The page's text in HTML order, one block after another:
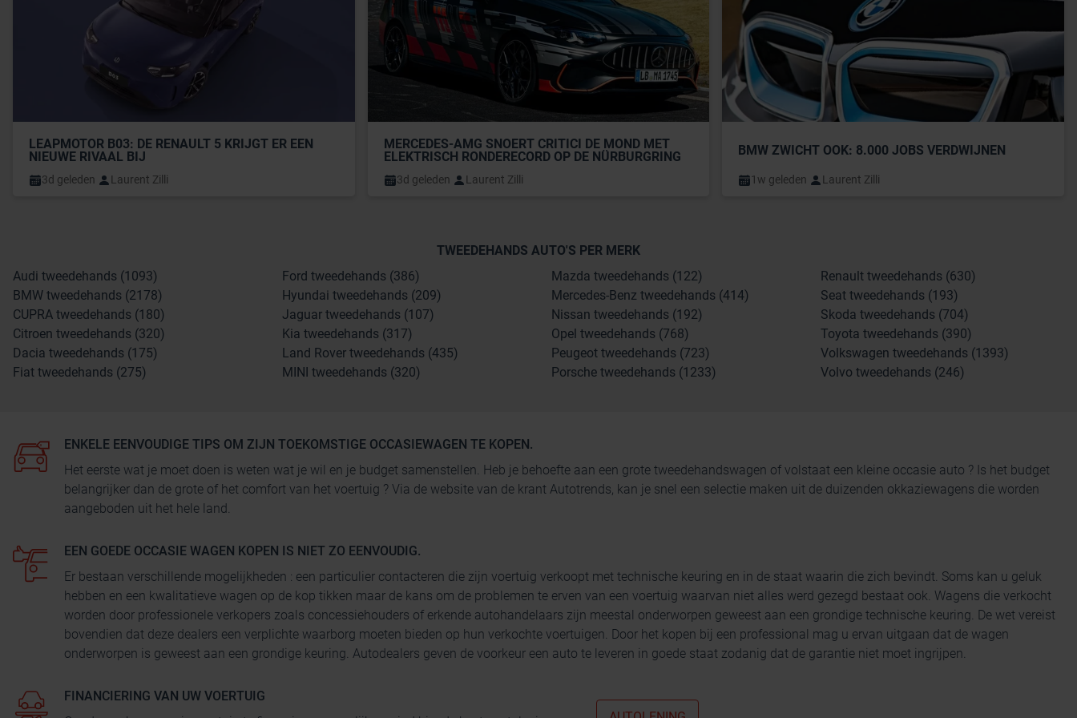
LEAPMOTOR B03: DE RENAULT 5 KRIJGT ER EEN
NIEUWE RIVAAL BIJ
3d geleden Laurent Zilli
MERCEDES-AMG SNOERT CRITICI DE MOND MET
ELEKTRISCH RONDERECORD OP DE NÜRBURGRING
3d geleden Laurent Zilli
BMW ZWICHT OOK: 8.000 JOBS VERDWIJNEN
1w geleden Laurent Zilli
TWEEDEHANDS AUTO'S PER MERK
Audi tweedehands (1093)
BMW tweedehands (2178)
CUPRA tweedehands (180)
Citroen tweedehands (320)
Dacia tweedehands (175)
Fiat tweedehands (275)
Ford tweedehands (386)
Hyundai tweedehands (209)
Jaguar tweedehands (107)
Kia tweedehands (317)
Land Rover tweedehands (435)
MINI tweedehands (320)
Mazda tweedehands (122)
Mercedes-Benz tweedehands (414)
Nissan tweedehands (192)
Opel tweedehands (768)
Peugeot tweedehands (723)
Porsche tweedehands (1233)
Renault tweedehands (630)
Seat tweedehands (193)
Skoda tweedehands (704)
Toyota tweedehands (390)
Volkswagen tweedehands (1393)
Volvo tweedehands (246)
ENKELE EENVOUDIGE TIPS OM ZIJN TOEKOMSTIGE OCCASIEWAGEN TE KOPEN.
Het eerste wat je moet doen is weten wat je wil en je budget samenstellen. Heb je behoefte aan een grote tweedehandswagen of volstaat een kleine occasie auto ? Is het budget
belangrijker dan de grote of het comfort van het voertuig ? Via de website van de krant Autotrends, kan je snel een selectie maken uit de duizenden okkaziewagens die worden
aangeboden uit het hele land.
EEN GOEDE OCCASIE WAGEN KOPEN IS NIET ZO EENVOUDIG.
Er bestaan verschillende mogelijkheden : een particulier contacteren die zijn voertuig verkoopt met technische keuring en in de staat waarin die zich bevindt. Soms kan u geluk
hebben en een kwalitatieve wagen op de kop tikken maar de kans om de problemen te erven van een voertuig waarvan niet alles werd gezegd bestaat ook. Wagens die verkocht
worden door professionele verkopers zoals concessiehouders of erkende autohandelaars zijn meestal onderworpen geweest aan een grondige technische keuring. De wet vereist
bovendien dat deze dealers een verplichte waarborg moeten bieden op hun verkochte voertuigen. Door het kopen bij een professional mag u ervan uitgaan dat de wagen
onderworpen is geweest aan een grondige keuring. Autodealers geven de voorkeur een auto te leveren in goede staat zodanig dat de garantie niet moet ingrijpen.
FINANCIERING VAN UW VOERTUIG